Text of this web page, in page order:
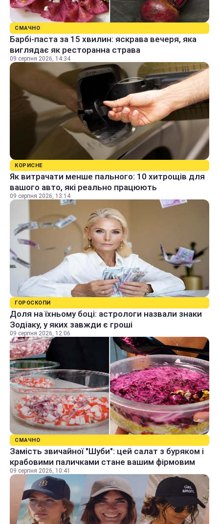
СМАЧНО
Барбі-паста за 15 хвилин: яскрава вечеря, яка
виглядає як ресторанна страва
09 серпня 2026, 14:34
КОРИСНЕ
Як витрачати менше пального: 10 хитрощів для
вашого авто, які реально працюють
09 серпня 2026, 13:14
ГОРОСКОПИ
Доля на їхньому боці: астрологи назвали знаки
Зодіаку, у яких завжди є гроші
09 серпня 2026, 12:06
СМАЧНО
Замість звичайної "Шуби": цей салат з буряком і
крабовими паличками стане вашим фірмовим
09 серпня 2026, 10:41